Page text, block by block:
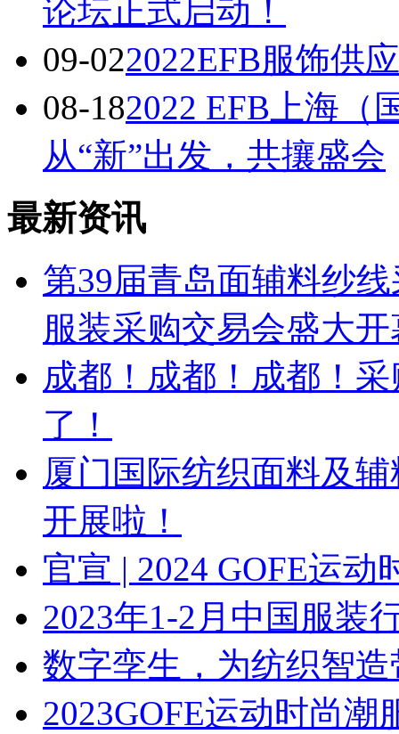
论坛正式启动！
09-022022EFB服饰供
08-182022 EFB上海（
从“新”出发，共攘盛会
最新资讯
第39届青岛面辅料纱
服装采购交易会盛大开
成都！成都！成都！
了！
厦门国际纺织面料及
开展啦！
官宣 | 2024 GOFE运
2023年1-2月中国服装
数字孪生，为纺织智
2023GOFE运动时尚